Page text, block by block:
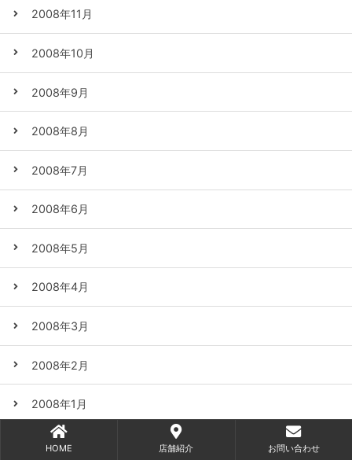
2008年11月
2008年10月
2008年9月
2008年8月
2008年7月
2008年6月
2008年5月
2008年4月
2008年3月
2008年2月
2008年1月
2007年12月
HOME 店舗紹介 お問い合わせ